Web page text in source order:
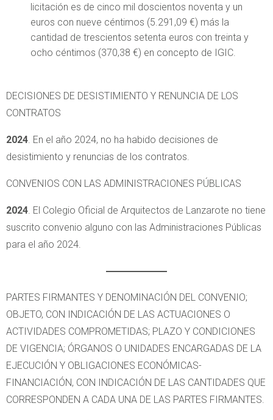
licitación es de cinco mil doscientos noventa y un
euros con nueve céntimos (5.291,09 €) más la
cantidad de trescientos setenta euros con treinta y
ocho céntimos (370,38 €) en concepto de IGIC.
DECISIONES DE DESISTIMIENTO Y RENUNCIA DE LOS
CONTRATOS
2024 . En el año 2024, no ha habido decisiones de
desistimiento y renuncias de los contratos.
CONVENIOS CON LAS ADMINISTRACIONES PÚBLICAS
2024 . El Colegio Oficial de Arquitectos de Lanzarote no tiene
suscrito convenio alguno con las Administraciones Públicas
para el año 2024.
PARTES FIRMANTES Y DENOMINACIÓN DEL CONVENIO;
OBJETO, CON INDICACIÓN DE LAS ACTUACIONES O
ACTIVIDADES COMPROMETIDAS; PLAZO Y CONDICIONES
DE VIGENCIA; ÓRGANOS O UNIDADES ENCARGADAS DE LA
EJECUCIÓN Y OBLIGACIONES ECONÓMICAS-
FINANCIACIÓN, CON INDICACIÓN DE LAS CANTIDADES QUE
CORRESPONDEN A CADA UNA DE LAS PARTES FIRMANTES.